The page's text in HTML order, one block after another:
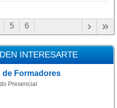
5 6 »
›
INTERESARTE
de Formadores
Presencial